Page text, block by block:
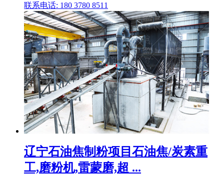
联系电话: 180 3780 8511
辽宁石油焦制粉项目石油焦/炭素重
工,磨粉机,雷蒙磨,超 ...